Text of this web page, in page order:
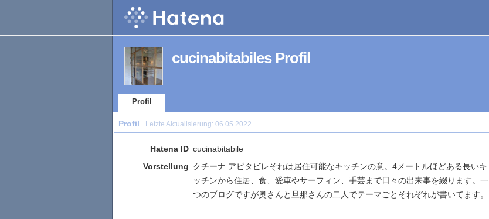
cucinabitabiles Profil
Profil
Profil Letzte Aktualisierung: 06.05.2022
Hatena ID cucinabitabile
Vorstellung クチーナ アビタビレそれは居住可能なキッチンの意。4メートルほどある長いキ
ッチンから住居、食、愛車やサーフィン、手芸まで日々の出来事を綴ります。一
つのブログですが奥さんと旦那さんの二人でテーマごとそれぞれが書いてます。